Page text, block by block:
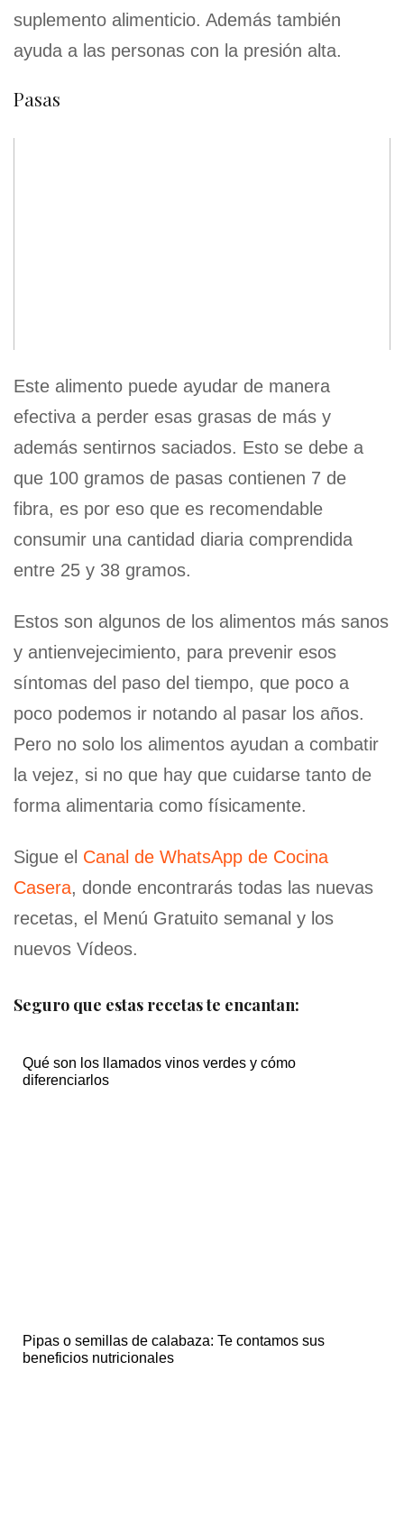
suplemento alimenticio. Además también
ayuda a las personas con la presión alta.
Pasas
Este alimento puede ayudar de manera
efectiva a perder esas grasas de más y
además sentirnos saciados. Esto se debe a
que 100 gramos de pasas contienen 7 de
fibra, es por eso que es recomendable
consumir una cantidad diaria comprendida
entre 25 y 38 gramos.
Estos son algunos de los alimentos más sanos
y antienvejecimiento, para prevenir esos
síntomas del paso del tiempo, que poco a
poco podemos ir notando al pasar los años.
Pero no solo los alimentos ayudan a combatir
la vejez, si no que hay que cuidarse tanto de
forma alimentaria como físicamente.
Sigue el Canal de WhatsApp de Cocina
Casera, donde encontrarás todas las nuevas
recetas, el Menú Gratuito semanal y los
nuevos Vídeos.
Seguro que estas recetas te encantan:
Qué son los llamados vinos verdes y cómo
diferenciarlos
Pipas o semillas de calabaza: Te contamos sus
beneficios nutricionales